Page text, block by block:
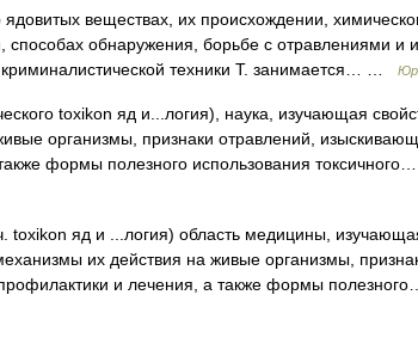
веществах, их происхождении,
способах обнаружения, борьбе с отравлениями и
техники Т. занимается… …
toxikon яд и...логия), наука, изучающая
организмы, признаки отравлений,
формы полезного использования
toxikon яд и ...логия) область медицины,
их действия на живые организмы,
и лечения, а также формы